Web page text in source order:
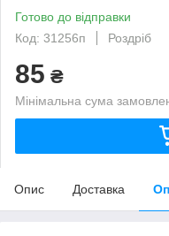
Готово до відправки
Код: 31256п
Роздріб
85 ₴
Мінімальна сума
Опис Доставка